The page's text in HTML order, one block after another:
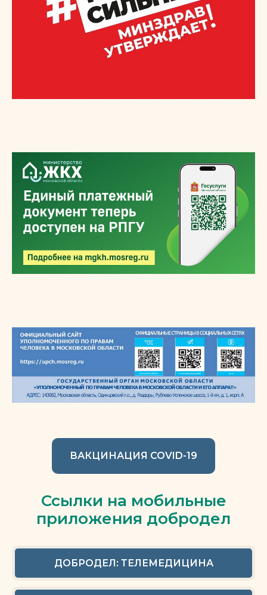
ВАКЦИНАЦИЯ COVID-19
Ссылки на мобильные
приложения добродел
ДОБРОДЕЛ: ТЕЛЕМЕДИЦИНА